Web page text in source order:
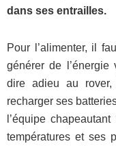
dans ses entrailles.
Pour l’alimenter, il
générer de
dire adieu au
recharger ses
l’équipe
températures et ses